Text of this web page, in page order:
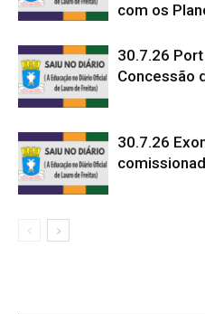
com os
30.7.26
Concessão
30.7.26